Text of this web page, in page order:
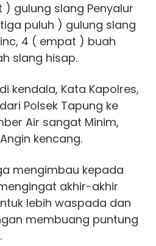
gulung slang Penyalur
puluh ) gulung slang
inc, 4 ( empat ) buah
slang hisap.
kendala, Kata Kapolres,
Polsek Tapung ke
Air sangat Minim,
kencang.
mengimbau kepada
akhir-akhir
lebih waspada dan
membuang puntung